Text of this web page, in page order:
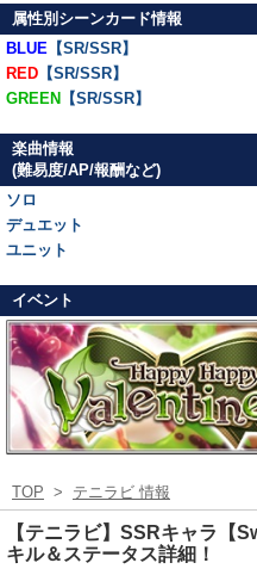
属性別シーンカード情報
BLUE 【SR/SSR】
RED 【SR/SSR】
GREEN 【SR/SSR】
楽曲情報
(難易度/AP/報酬など)
ソロ
デュエット
ユニット
イベント
TOP > テニラビ 情報
【テニラビ】SSRキャラ【
キル＆ステータス詳細！